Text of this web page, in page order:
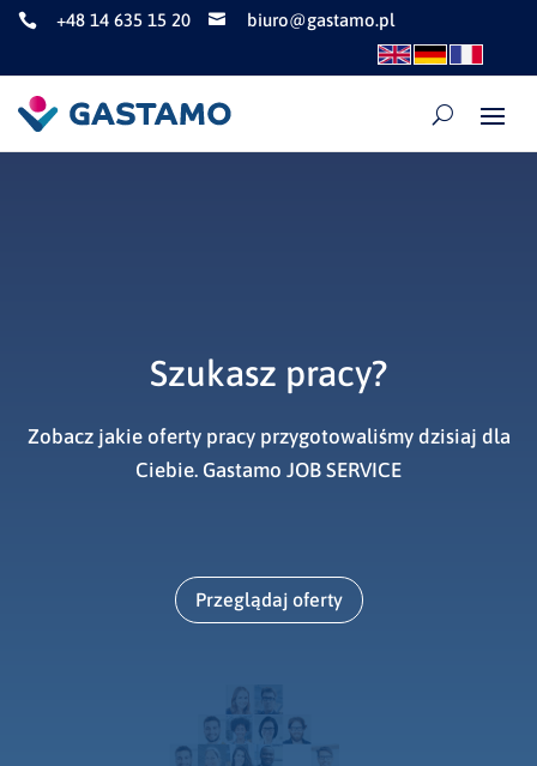
 +48 14 635 15 20  biuro@gastamo.pl
Szukasz pracy?
Zobacz jakie oferty pracy przygotowaliśmy dzisiaj dla
Ciebie. Gastamo JOB SERVICE
Przeglądaj oferty